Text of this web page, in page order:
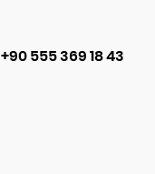
+90 555 369 18 43